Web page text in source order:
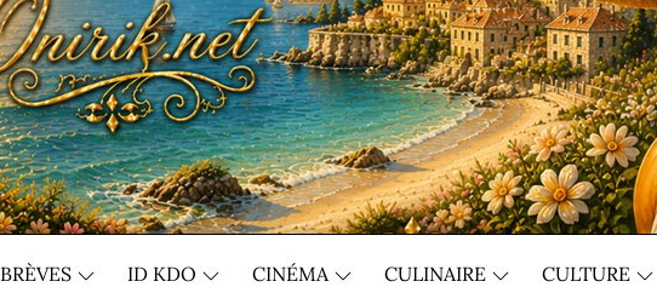
BRÈVES ID KDO CINÉMA CULINAIRE CULTURE